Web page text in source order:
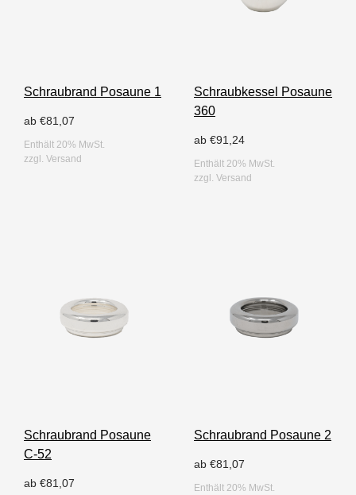
Schraubrand Posaune 1
ab €81,07
Enthält 20% MwSt.
zzgl. Versand
Schraubkessel Posaune
360
ab €91,24
Enthält 20% MwSt.
zzgl. Versand
Schraubrand Posaune
C-52
ab €81,07
Schraubrand Posaune 2
ab €81,07
Enthält 20% MwSt.